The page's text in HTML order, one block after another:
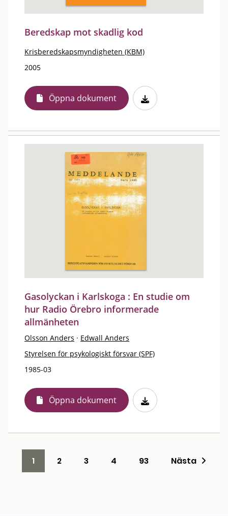
Beredskap mot skadlig kod
Krisberedskapsmyndigheten (KBM)
2005
Öppna dokument
Gasolyckan i Karlskoga : En studie om
hur Radio Örebro informerade
allmänheten
Olsson Anders · Edwall Anders
Styrelsen för psykologiskt försvar (SPF)
1985-03
Öppna dokument
1 2 3 4 93 Nästa